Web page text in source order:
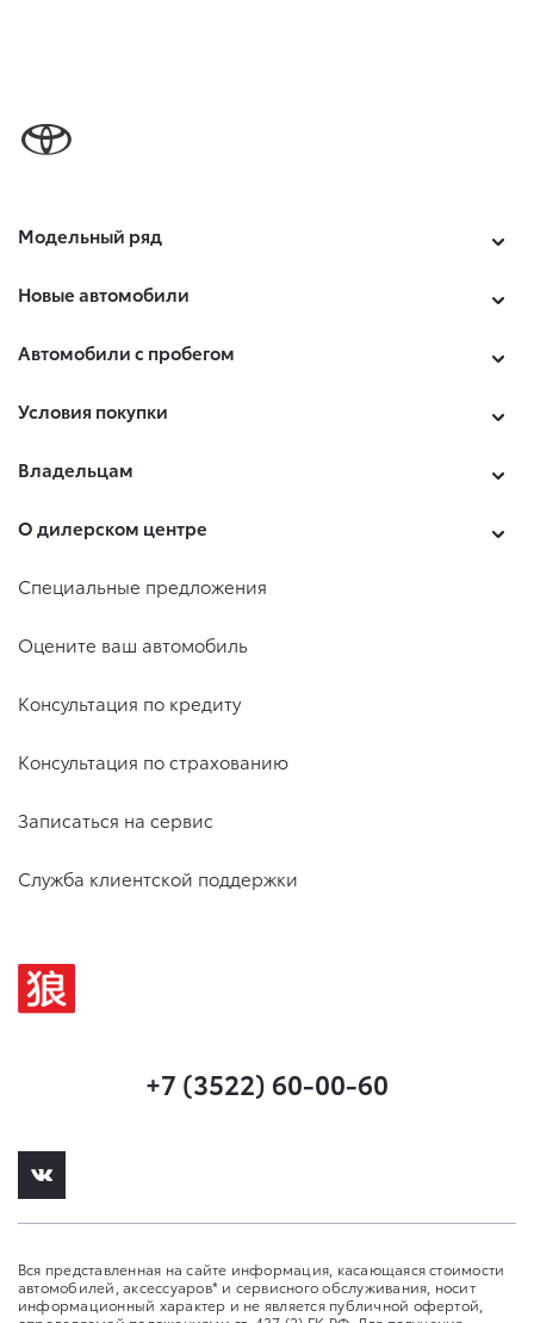
Модельный ряд
Новые автомобили
Автомобили с пробегом
Условия покупки
Владельцам
О дилерском центре
Специальные предложения
Оцените ваш автомобиль
Консультация по кредиту
Консультация по страхованию
Записаться на сервис
Служба клиентской поддержки
+7 (3522) 60-00-60
Вся представленная на сайте информация, касающаяся стоимости
автомобилей, аксессуаров* и сервисного обслуживания, носит
информационный характер и не является публичной офертой,